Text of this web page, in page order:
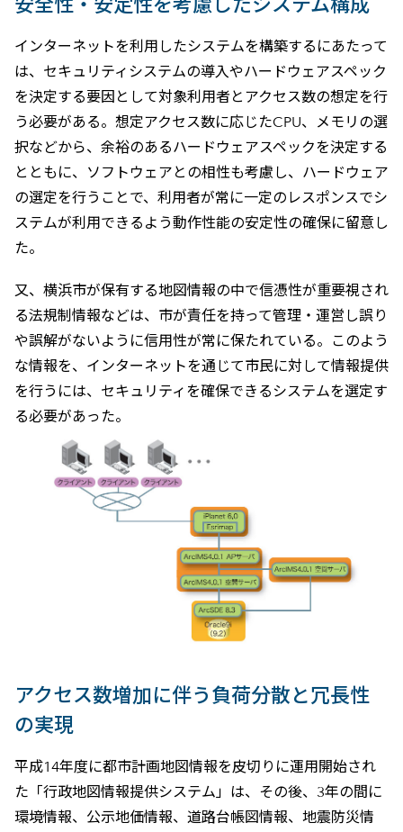
安全性・安定性を考慮したシステム構成
インターネットを利用したシステムを構築するにあたって
は、セキュリティシステムの導入やハードウェアスペック
を決定する要因として対象利用者とアクセス数の想定を行
う必要がある。想定アクセス数に応じたCPU、メモリの選
択などから、余裕のあるハードウェアスペックを決定する
とともに、ソフトウェアとの相性も考慮し、ハードウェア
の選定を行うことで、利用者が常に一定のレスポンスでシ
ステムが利用できるよう動作性能の安定性の確保に留意し
た。
又、横浜市が保有する地図情報の中で信憑性が重要視され
る法規制情報などは、市が責任を持って管理・運営し誤り
や誤解がないように信用性が常に保たれている。このよう
な情報を、インターネットを通じて市民に対して情報提供
を行うには、セキュリティを確保できるシステムを選定す
る必要があった。
アクセス数増加に伴う負荷分散と冗長性
の実現
平成14年度に都市計画地図情報を皮切りに運用開始され
た「行政地図情報提供システム」は、その後、3年の間に
環境情報、公示地価情報、道路台帳図情報、地震防災情